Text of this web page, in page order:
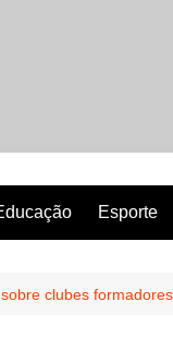
Esporte
clubes